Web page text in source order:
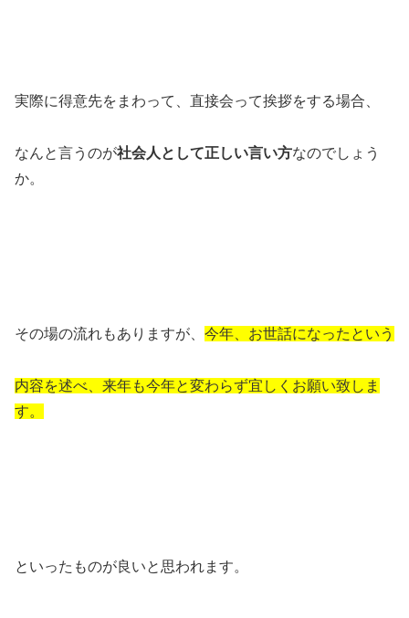
実際に得意先をまわって、直接会って挨拶をする場合、
なんと言うのが社会人として正しい言い方なのでしょう
か。
その場の流れもありますが、 今年、お世話になったという
内容を述べ、来年も今年と変わらず宜しくお願い致しま
す。
といったものが良いと思われます。